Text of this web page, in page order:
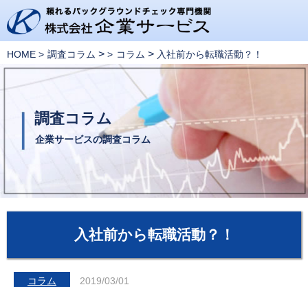
HOME 調査コラム > コラム > 入社前から転職活動？！
調査コラム
企業サービスの調査コラム
入社前から転職活動？！
コラム 2019/03/01